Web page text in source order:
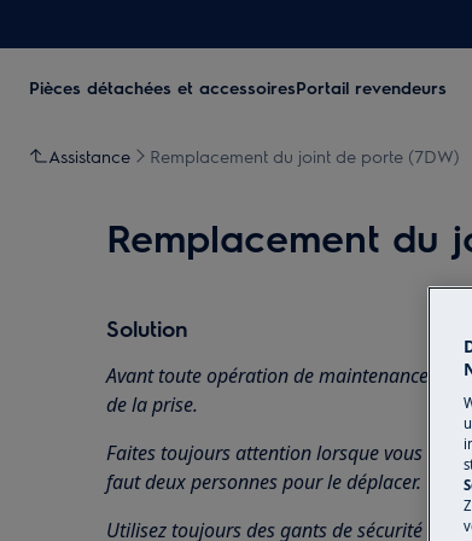
Pièces détachées et accessoiresPortail revendeurs
Assistance Remplacement du joint de porte (7DW)
Remplacement du
Solution
Avant toute opération de maintenance,
de la prise.
Faites toujours attention lorsque vous
faut deux personnes pour le déplacer.
Utilisez toujours des gants de sécurité et